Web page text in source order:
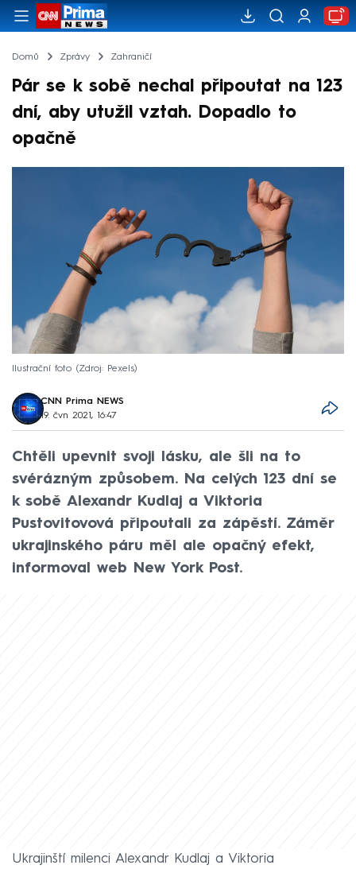
Domů Zprávy Zahraničí
Pár se k sobě nechal připoutat na 123
dní, aby utužil vztah. Dopadlo to
opačně
Ilustrační foto Zdroj: Pexels
CNN Prima NEWS
19. čvn 2021, 16:47
Chtěli upevnit svoji lásku, ale šli na to
svérázným způsobem. Na celých 123 dní se
k sobě Alexandr Kudlaj a Viktoria
Pustovitovová připoutali za zápěstí. Záměr
ukrajinského páru měl ale opačný efekt,
informoval web New York Post.
Ukrajinští milenci Alexandr Kudlaj a Viktoria